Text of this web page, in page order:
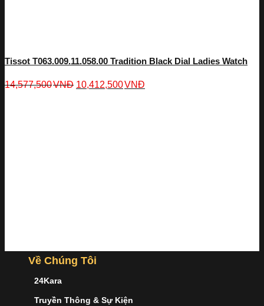
Tissot T063.009.11.058.00 Tradition Black Dial Ladies Watch
14,577,500VNĐ 10,412,500VNĐ
Về Chúng Tôi
24Kara
Truyền Thông & Sự Kiện